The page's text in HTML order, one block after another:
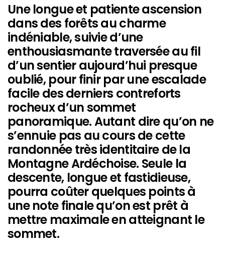
Une longue et patiente ascension
dans des forêts au charme
indéniable, suivie d’une
enthousiasmante traversée au fil
d’un sentier aujourd’hui presque
oublié, pour finir par une escalade
facile des derniers contreforts
rocheux d’un sommet
panoramique. Autant dire qu’on ne
s’ennuie pas au cours de cette
randonnée très identitaire de la
Montagne Ardéchoise. Seule la
descente, longue et fastidieuse,
pourra coûter quelques points à
une note finale qu’on est prêt à
mettre maximale en atteignant le
sommet.